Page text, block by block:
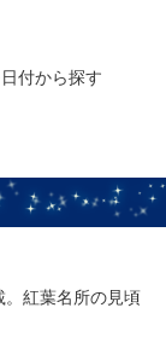
付から探す
紅葉名所の見頃